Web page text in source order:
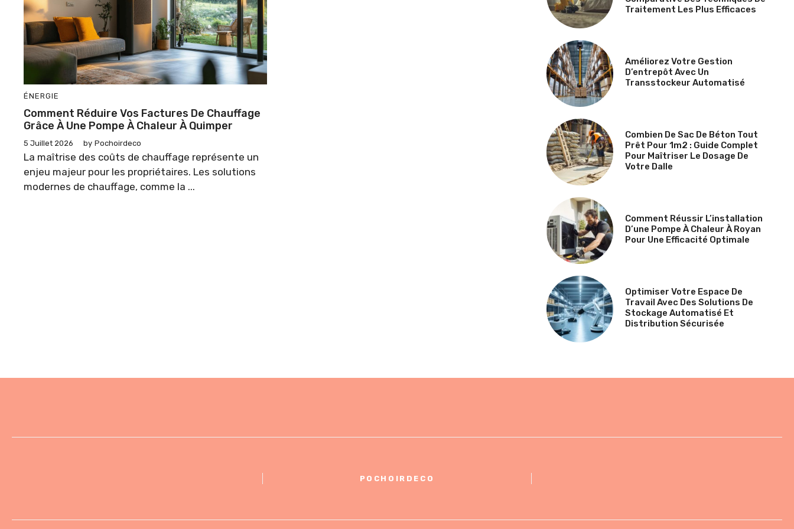
ÉNERGIE
Comment Réduire Vos Factures De Chauffage
Grâce À Une Pompe À Chaleur À Quimper
5 Juillet 2026 by Pochoirdeco
La maîtrise des coûts de chauffage représente un
enjeu majeur pour les propriétaires. Les solutions
modernes de chauffage, comme la ...
Traitement Les Plus Efficaces
Améliorez Votre Gestion
D’entrepôt Avec Un
Transstockeur Automatisé
Combien De Sac De Béton Tout
Prêt Pour 1m2 : Guide Complet
Pour Maîtriser Le Dosage De
Votre Dalle
Comment Réussir L’installation
D’une Pompe À Chaleur À Royan
Pour Une Efficacité Optimale
Optimiser Votre Espace De
Travail Avec Des Solutions De
Stockage Automatisé Et
Distribution Sécurisée
POCHOIRDECO